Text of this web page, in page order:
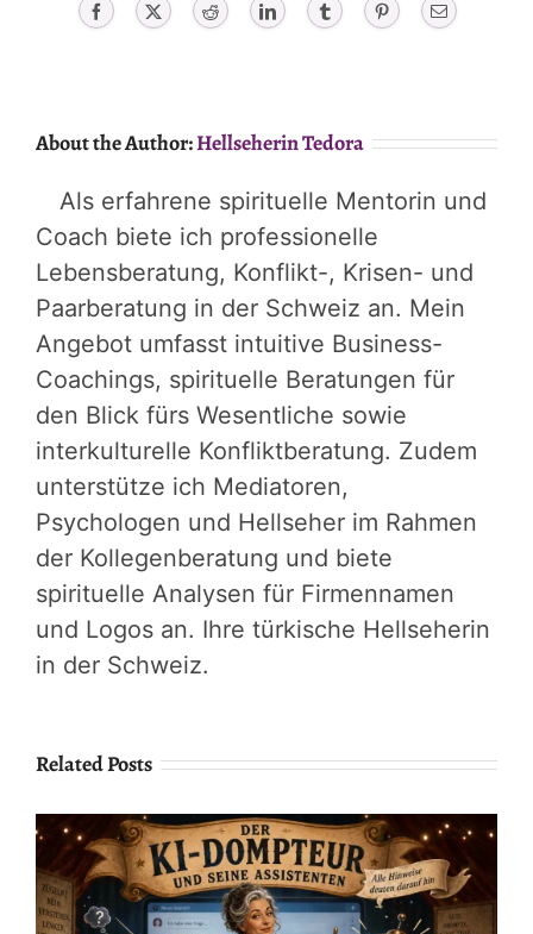
Facebook X Reddit LinkedIn Tumblr PinterestEmail
About the Author:Hellseherin Tedora
Als erfahrene spirituelle Mentorin und
Coach biete ich professionelle
Lebensberatung, Konflikt-, Krisen- und
Paarberatung in der Schweiz an. Mein
Angebot umfasst intuitive Business-
Coachings, spirituelle Beratungen für
den Blick fürs Wesentliche sowie
interkulturelle Konfliktberatung. Zudem
unterstütze ich Mediatoren,
Psychologen und Hellseher im Rahmen
der Kollegenberatung und biete
spirituelle Analysen für Firmennamen
und Logos an. Ihre türkische Hellseherin
in der Schweiz.
Related Posts